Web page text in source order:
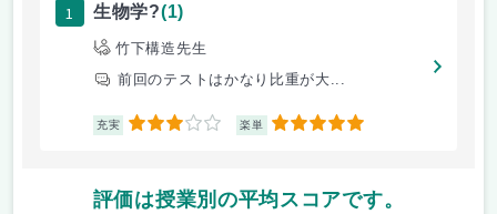
1 生物学?(1)
竹下構造先生
前回のテストはかなり比重が大...
充実 3 楽単 5
評価は授業別の平均スコアです。